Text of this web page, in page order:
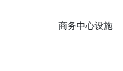
商务中心设施